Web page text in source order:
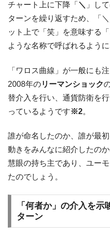
に韓国がいっちょがみしたの
『Money1』
韓国政府『
は韓国で『BYD』車は売れ
1.9倍！
く空港に詰めかけ「出て行
ドを掲げる「在韓反米勢力」
『Money1』
韓国政府「
ータセンター整備」⇒ だから
ほぼ終わった」
『Money1』
韓国『国民年
発。
『Money1』
『Money1』
韓国「橋が落
ぎ」では。
チャート上に下降「 ＼ 」し
ターンを繰り返すため、「
ット上で「笑」を意味する「
ような名称で呼ばれるように
「ワロス曲線」が一般にも
2008年のリーマンショック
替介入を行い、通貨防衛を
っているようです※2。
誰が命名したのか、誰が最
動きをみんなに紹介したの
慧眼の持ち主であり、ユー
たのでしょう。
「何者か」の介入を
ターン